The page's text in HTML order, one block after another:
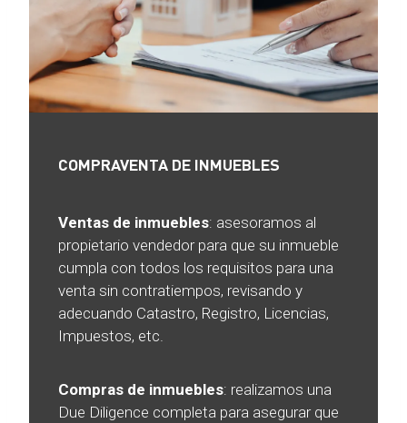
COMPRAVENTA DE INMUEBLES
Ventas de inmuebles: asesoramos al
propietario vendedor para que su inmueble
cumpla con todos los requisitos para una
venta sin contratiempos, revisando y
adecuando Catastro, Registro, Licencias,
Impuestos, etc.
Compras de inmuebles: realizamos una
Due Diligence completa para asegurar que